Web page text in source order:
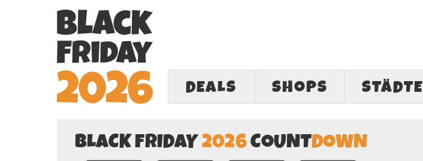
DEALS SHOPS STÄDTE
BLACK FRIDAY2026COUNTDOWN